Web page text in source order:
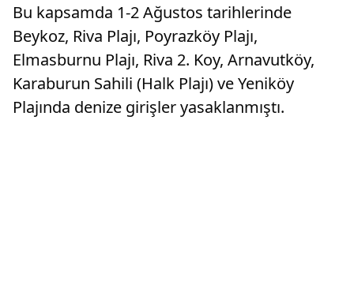
Bu kapsamda 1-2 Ağustos tarihlerinde
Beykoz, Riva Plajı, Poyrazköy Plajı,
Elmasburnu Plajı, Riva 2. Koy, Arnavutköy,
Karaburun Sahili (Halk Plajı) ve Yeniköy
Plajında denize girişler yasaklanmıştı.